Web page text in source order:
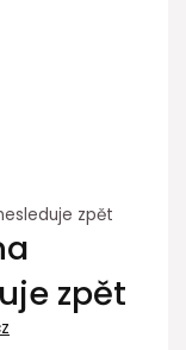
zpět
zpět